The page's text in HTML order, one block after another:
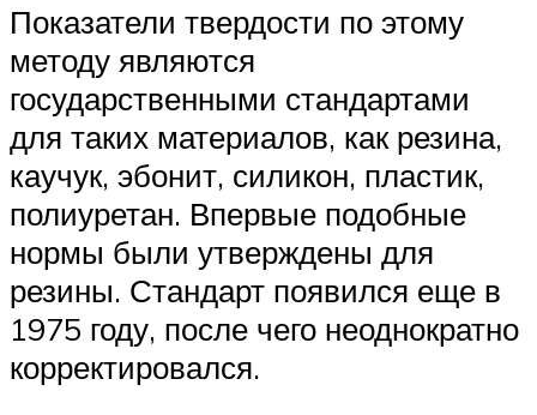
Показатели твердости по этому
методу являются
государственными стандартами
для таких материалов, как резина,
каучук, эбонит, силикон, пластик,
полиуретан. Впервые подобные
нормы были утверждены для
резины. Стандарт появился еще в
1975 году, после чего неоднократно
корректировался.